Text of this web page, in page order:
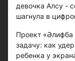
девочка Алсу -
шагнула в
Проект «Әлифба
задачу: как
ребенка у